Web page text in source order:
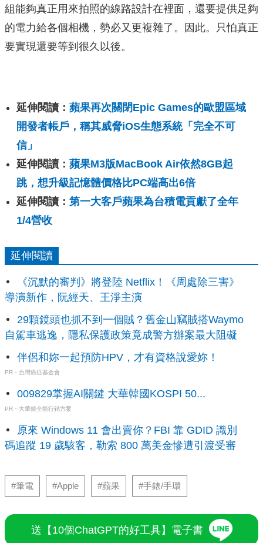
組能夠真正用來拍照的線路設計在裡面，還要提供足夠
的電力給各個相機，勢必又更複雜了。因此。只怕真正
要實現還要等到很久以後。
延伸閱讀： 蘋果再次關閉Epic Games的歐盟區域
開發者帳戶，稱其威脅iOS生態系統「完全不可
信」
延伸閱讀： 蘋果M3版MacBook Air依然8GB起
跳，想升級記憶體價格比PC端高出6倍
延伸閱讀： 第一大客戶蘋果為台積電貢獻了全年
1/4營收
延伸閱讀
《沉默的審判》將登陸 Netflix！《周處除三害》
導演新作，阮經天、王淨主演
29顆鏡頭也抓不到一個賊？舊金山竊賊搭Waymo
自駕車逃逸，隱私保護政策竟成警方辦案最大阻礙
伴侶和妳一起預防HPV，才有資格說愛妳！
PR・台灣癌症基金會
009829掌握AI關鍵 大華韓國KOSPI 50...
PR・大華銀全能行銷方案
原來 Windows 11 會出賣你？FBI 靠 GDID 識別
碼追蹤 19 歲駭客，勒索 800 萬美金慘遭引渡受審
#筆電 #Apple #蘋果 #手錶/手環
送【10個ChatGPT的好工具】電子書